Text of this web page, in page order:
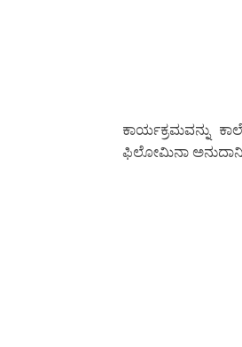
ಕಾರ್ಯಕ್ರಮವನ್ನು
ಫಿಲೋಮಿನಾ